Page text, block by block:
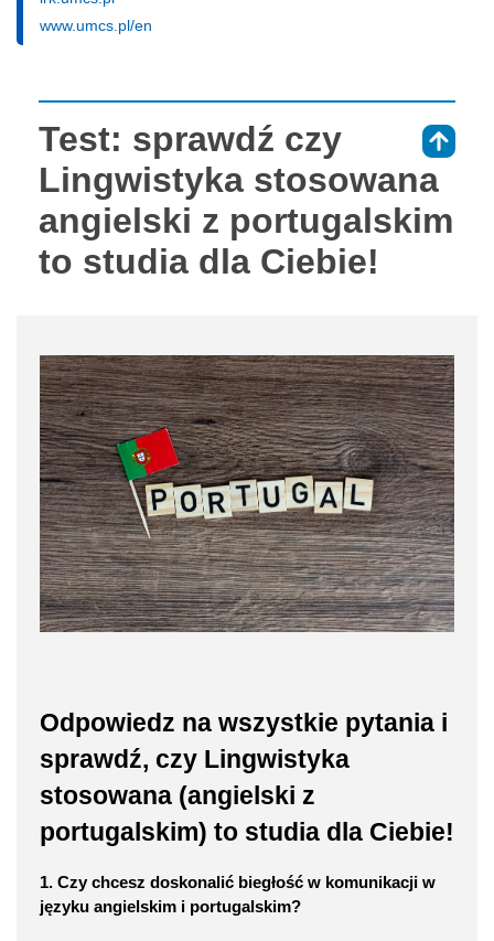
www.umcs.pl/en
Test: sprawdź czy
Lingwistyka stosowana
angielski z portugalskim
to studia dla Ciebie!
Odpowiedz na wszystkie pytania i
sprawdź, czy Lingwistyka
stosowana (angielski z
portugalskim) to studia dla Ciebie!
1. Czy chcesz doskonalić biegłość w komunikacji w
języku angielskim i portugalskim?